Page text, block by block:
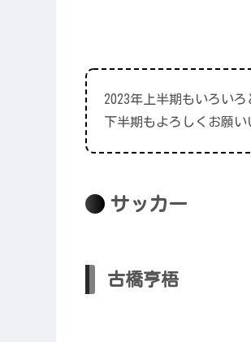
2023年上半期もいろい
下半期もよろしくお願い
サッカー
古橋亨梧